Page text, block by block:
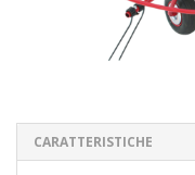
CARATTERISTICHE